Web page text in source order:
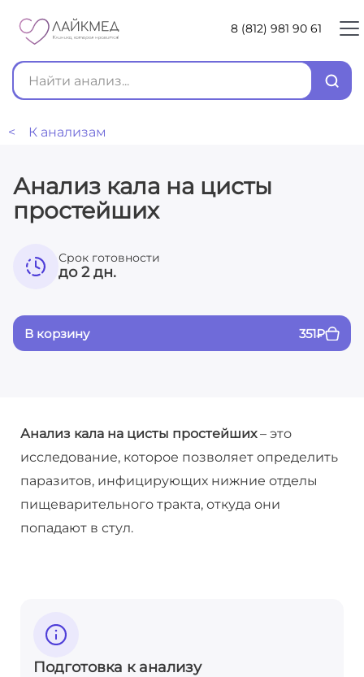
8 (812) 981 90 61
< К анализам
Анализ кала на цисты
простейших
Срок готовности
до 2 дн.
В корзину 351₽
Анализ кала на цисты простейших– это
исследование, которое позволяет определить
паразитов, инфицирующих нижние отделы
пищеварительного тракта, откуда они
попадают в стул.
Подготовка к анализу